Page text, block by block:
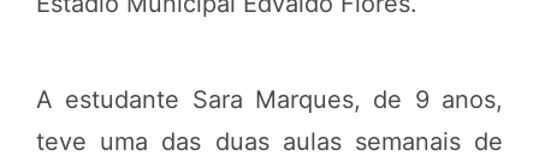
A estudante Sara Marques, de 9 anos,
teve uma das duas aulas semanais de